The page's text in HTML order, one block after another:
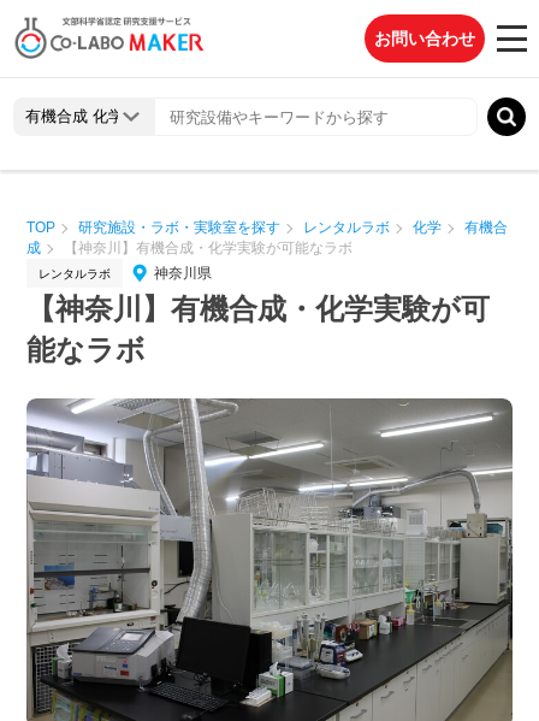
お問い合わせ
TOP 研究施設・ラボ・実験室を探す レンタルラボ 化学
有機合
成
【神奈川】有機合成・化学実験が可能なラボ
レンタルラボ
神奈川県
【神奈川】有機合成・化学実験が可
能なラボ